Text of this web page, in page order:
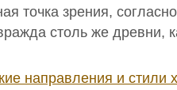
точка зрения,
столь же древни,
направления и стили